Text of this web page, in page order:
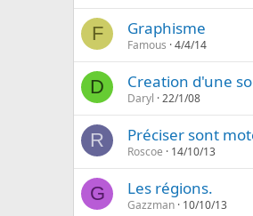
F Graphisme
Famous 4/4/14
D Creation d'une
Daryl 22/1/08
R Préciser sont
Roscoe 14/10/13
G Les régions.
Gazzman 10/10/13